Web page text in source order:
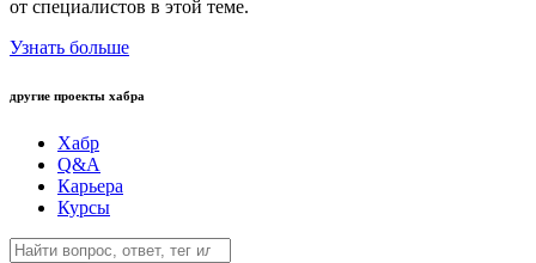
от специалистов в этой теме.
Узнать больше
другие проекты хабра
Хабр
Q&A
Карьера
Курсы